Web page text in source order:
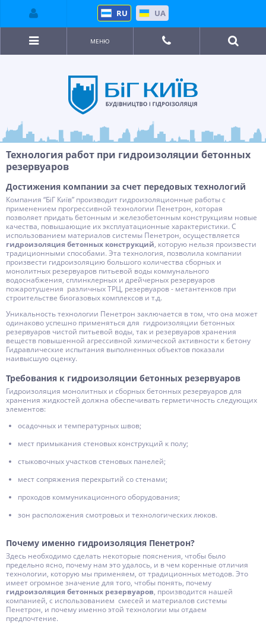
RU UA
МЕНЮ
Технология работ при гидроизоляции бетонных
резервуаров
Достижения компании за счет передовых технологий
Компания “БіГ Київ” производит гидроизоляционные работы с
применением прогрессивной технологии Пенетрон, которая
позволяет придать бетонным и железобетонным конструкциям новые
качества, повышающие их эксплуатационные характеристики. С
использованием материалов системы Пенетрон, осуществляется
гидроизоляция бетонных конструкций, которую нельзя произвести
традиционными способами. Эта технология, позволила компании
произвести гидроизоляцию большого количества сборных и
монолитных резервуаров питьевой воды коммунального
водоснабжения, сплинклерных и дрейчерных резервуаров
пожаротушения различных ТРЦ, резервуаров - метантенков при
строительстве биогазовых комплексов и т.д.
Уникальность технологии Пенетрон заключается в том, что она может
одинаково успешно применяться для гидроизоляции бетонных
резервуаров чистой питьевой воды, так и резервуаров хранения
веществ повышенной агрессивной химической активности к бетону
Гидравлические испытания выполненных объектов показали
наивысшую оценку.
Требования к гидроизоляции бетонных резервуаров
Гидроизоляция монолитных и сборных бетонных резервуаров для
хранения жидкостей должна обеспечивать герметичность следующих
элементов:
осадочных и температурных швов;
мест примыкания стеновых конструкций к полу;
стыковочных участков стеновых панелей;
мест сопряжения перекрытий со стенами;
проходов коммуникационного оборудования;
зон расположения смотровых и технологических люков.
Почему именно гидроизоляция Пенетрон?
Здесь необходимо сделать некоторые пояснения, чтобы было
предельно ясно, почему нам это удалось, и в чем коренные отличия
технологии, которую мы применяем, от традиционных методов. Это
имеет огромное значение для того, чтобы понять, почему
гидроизоляция бетонных резервуаров, производится нашей
компанией, с использованием смесей и материалов системы
Пенетрон, и почему именно этой технологии мы отдаем
предпочтение.